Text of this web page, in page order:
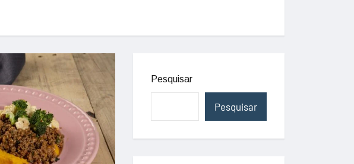
Pesquisar
Pesquisar